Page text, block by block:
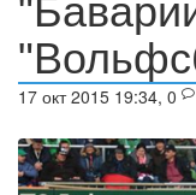
17 окт 2015 19:34, 0